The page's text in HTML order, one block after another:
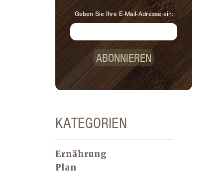
Geben Sie Ihre E-Mail-Adresse ein:
ABONNIEREN
KATEGORIEN
Ernährung
Plan